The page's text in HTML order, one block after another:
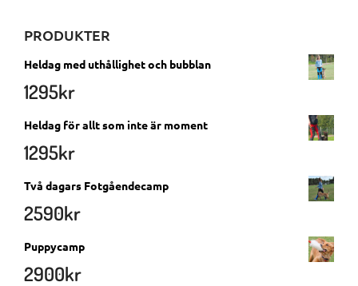
PRODUKTER
Heldag med uthållighet och bubblan
1295kr
Heldag för allt som inte är moment
1295kr
Två dagars Fotgåendecamp
2590kr
Puppycamp
2900kr